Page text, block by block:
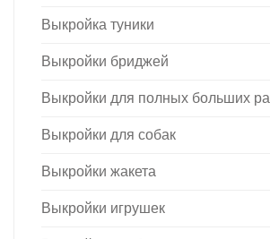
Выкройка туники
Выкройки бриджей
Выкройки для полных больших
Выкройки для собак
Выкройки жакета
Выкройки игрушек